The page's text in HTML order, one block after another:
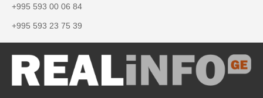
+995 593 00 06 84
+995 593 23 75 39